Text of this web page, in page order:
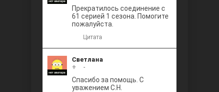
Прекратилось соединение с
61 серией 1 сезона. Помогите
пожалуйста.
Цитата
Светлана
+
-
Спасибо за помощь. С
уважением С.Н.